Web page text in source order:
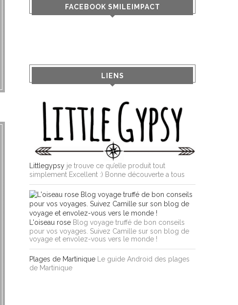
FACEBOOK SMILEIMPACT
LIENS
Littlegypsy je trouve ce qu’elle produit tout
simplement Excellent :) Bonne découverte a tous
L'oiseau rose Blog voyage truffé de bon conseils
pour vos voyages. Suivez Camille sur son blog de
voyage et envolez-vous vers le monde !
Plages de Martinique Le guide Android des plages
de Martinique